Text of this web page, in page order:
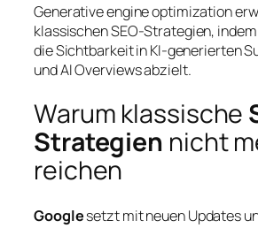
Generative engine optimization
klassischen SEO-Strategien,
die Sichtbarkeit in KI-generierten
und AI Overviews abzielt.
Warum klassische
Strategien nicht
reichen
Googlesetzt mit neuen Updates